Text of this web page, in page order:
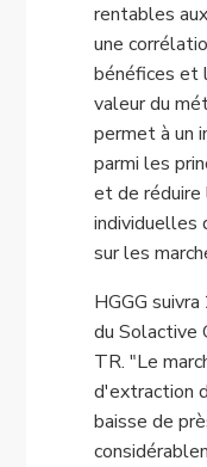
rentables
une
bénéfices et
valeur du
permet à un
parmi les
et de réduire
individuelles
sur les
HGGG
du Solactive
TR. "Le
d'extraction
baisse de